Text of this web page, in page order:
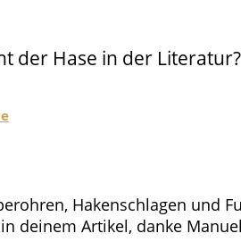
der Hase in der
Hakenschlagen und
deinem Artikel, danke